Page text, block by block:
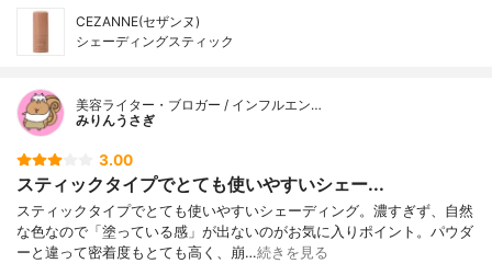
CEZANNE(セザンヌ)
シェーディングスティック
美容ライター・ブロガー / インフルエン…
みりんうさぎ
3.00
スティックタイプでとても使いやすいシェー...
スティックタイプでとても使いやすいシェーディング。濃すぎず、自然
な色なので「塗っている感」が出ないのがお気に入りポイント。パウダ
ーと違って密着度もとても高く、崩…続きを見る